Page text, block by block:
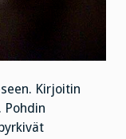
Kirjoitin
Pohdin